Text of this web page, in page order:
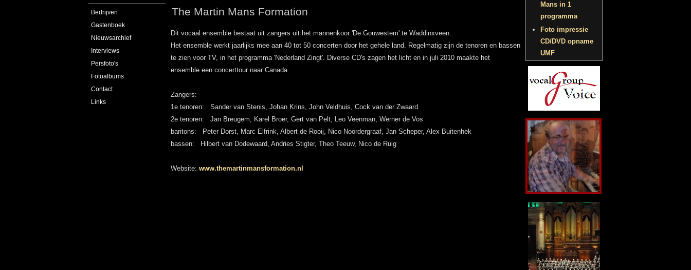
Bedrijven
Gastenboek
Nieuwsarchief
Interviews
Persfoto's
Fotoalbums
Contact
Links
The Martin Mans Formation
Dit vocaal ensemble bestaat uit zangers uit het mannenkoor 'De Gouwestem' te Waddinxveen.
Het ensemble werkt jaarlijks mee aan 40 tot 50 concerten door het gehele land. Regelmatig zijn de tenoren en bassen
te zien voor TV, in het programma 'Nederland Zingt'. Diverse CD's zagen het licht en in juli 2010 maakte het
ensemble een concerttour naar Canada.
Zangers:
1e tenoren: Sander van Stenis, Johan Krins, John Veldhuis, Cock van der Zwaard
2e tenoren: Jan Breugem, Karel Broer, Gert van Pelt, Leo Veenman, Werner de Vos
baritons: Peter Dorst, Marc Elfrink, Albert de Rooij, Nico Noordergraaf, Jan Scheper, Alex Buitenhek
bassen: Hilbert van Dodewaard, Andries Stigter, Theo Teeuw, Nico de Ruig
Website: www.themartinmansformation.nl
Mans in 1
programma
Foto impressie
CD/DVD opname
UMF